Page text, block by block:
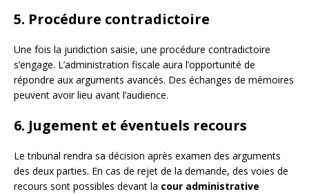
5. Procédure contradictoire
Une fois la juridiction saisie, une procédure contradictoire
s’engage. L’administration fiscale aura l’opportunité de
répondre aux arguments avancés. Des échanges de mémoires
peuvent avoir lieu avant l’audience.
6. Jugement et éventuels recours
Le tribunal rendra sa décision après examen des arguments
des deux parties. En cas de rejet de la demande, des voies de
recours sont possibles devant la cour administrative